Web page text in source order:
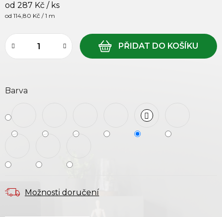
Barva
od 287 Kč / ks
Měrná cena:
od 114,80 Kč / 1 m
Možnosti doručení